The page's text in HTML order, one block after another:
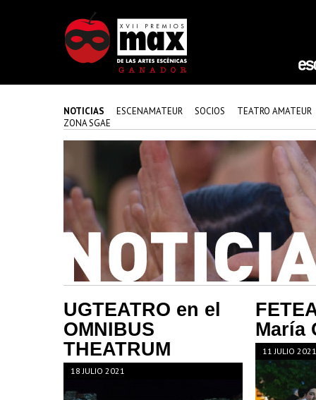
NOTICIAS ESCENAMATEUR SOCIOS
TEATRO AMATEUR
ZONA SGAE
UGTEATRO en el
OMNIBUS
THEATRUM
18 JULIO 2021
María
11 JULIO 2021